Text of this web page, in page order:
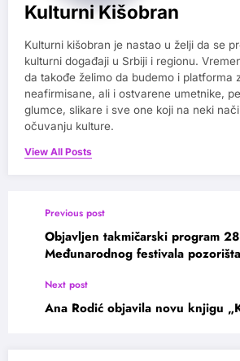
Kulturni Kišobran
Kulturni kišobran je nastao u želji da se
kulturni događaji u Srbiji i regionu.
da takođe želimo da budemo i platforma
neafirmisane, ali i ostvarene umetnike,
glumce, slikare i sve one koji na neki
očuvanju kulture.
View All Posts
Previous post
Objavljen takmičarski program
Međunarodnog festivala
Next post
Ana Rodić objavila novu knjigu